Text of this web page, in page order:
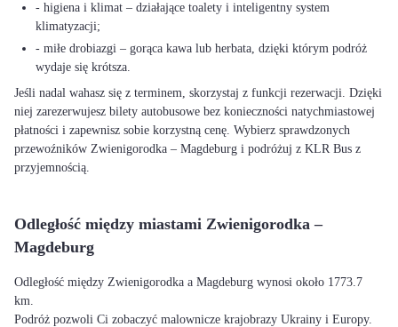
- higiena i klimat – działające toalety i inteligentny system
klimatyzacji;
- miłe drobiazgi – gorąca kawa lub herbata, dzięki którym podróż
wydaje się krótsza.
Jeśli nadal wahasz się z terminem, skorzystaj z funkcji rezerwacji. Dzięki
niej zarezerwujesz bilety autobusowe bez konieczności natychmiastowej
płatności i zapewnisz sobie korzystną cenę. Wybierz sprawdzonych
przewoźników Zwienigorodka – Magdeburg i podróżuj z KLR Bus z
przyjemnością.
Odległość między miastami Zwienigorodka –
Magdeburg
Odległość między Zwienigorodka a Magdeburg wynosi około 1773.7
km.
Podróż pozwoli Ci zobaczyć malownicze krajobrazy Ukrainy i Europy.